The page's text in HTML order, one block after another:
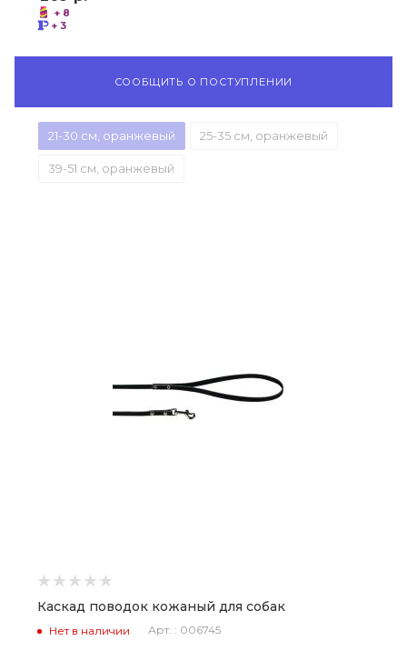
+ 8
+ 3
СООБЩИТЬ О ПОСТУПЛЕНИИ
21-30 см, оранжевый 25-35 см, оранжевый
39-51 см, оранжевый
Каскад поводок кожаный для собак
Нет в наличии Арт. : 006745